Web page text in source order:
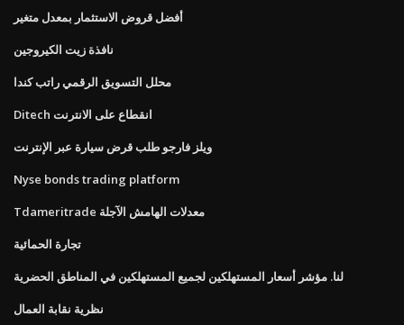
أفضل قروض الاستثمار بمعدل متغير
نافذة زيت الكيروجين
محلل التسويق الرقمي راتب كندا
Ditech انقطاع على الانترنت
ويلز فارجو طلب قرض سيارة عبر الإنترنت
Nyse bonds trading platform
Tdameritrade معدلات الهامش الآجلة
تجارة الحمائية
لنا. مؤشر أسعار المستهلكين لجميع المستهلكين في المناطق الحضرية
نظرية نقابة العمال